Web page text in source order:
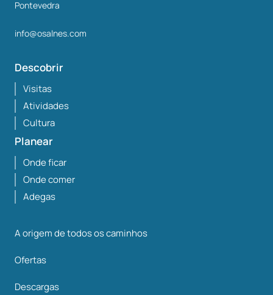
Pontevedra
info@osalnes.com
Descobrir
Visitas
Atividades
Cultura
Planear
Onde ficar
Onde comer
Adegas
A origem de todos os caminhos
Ofertas
Descargas